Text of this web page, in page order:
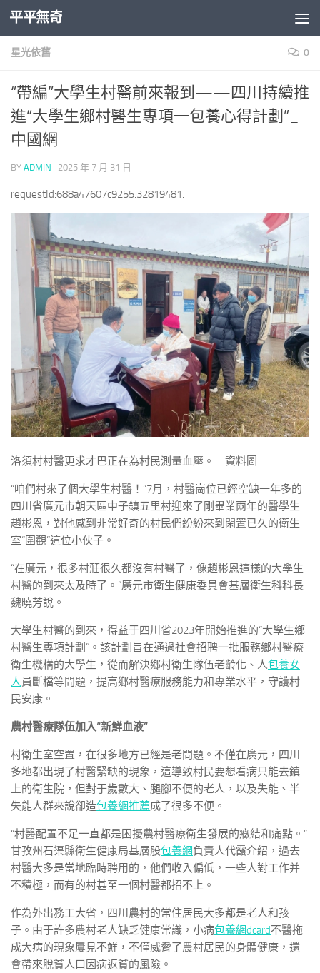
Skip to content
平平無奇
星光依舊 0
“帶編”大學生村醫前來報到——四川持續推
進“大學生鄉村醫生專項一包養心得計劃”_
中國網
BY ADMIN · 2025 年 7 月 31 日
requestId:688a47607c9255.32819481.
洛須村村醫更求才巴正在為村民測量血壓。 資料圖
“咱們村來了個大學生村醫！”7月，村醫崗位已經空缺一年多的
四川省廣元市朝天區中子鎮五里村迎來了剛畢業兩年的醫學生
趙彬恩，對他感到非常好奇的村民們紛紛來到閑置已久的衛生
室“圍觀”這位小伙子。
“在廣元，很多村莊很久都沒有村醫了，像趙彬恩這樣的大學生
村醫的到來太及時了。”廣元市衛生健康委員會基層衛生科科長
魏曉芳說。
大學生村醫的到來，得益于四川省2023年開始推進的“大學生鄉
村醫生專項計劃”。該計劃旨在通過社會招聘一批服務鄉村醫療
衛生機構的大學生，從而解決鄉村衛生隊伍老齡化、人包養女
人員斷檔等問題，提高鄉村醫療服務能力和專業水平，守護村
民安康。
農村醫療隊伍加入“新鮮血液”
村衛生室空置，在很多地方已經是老問題。不僅在廣元，四川
多地都出現了村醫緊缺的現象，這導致村民要想看病只能去鎮
上的衛生院，但對于歲數大、腿腳不便的老人，以及失能、半
失能人群來說卻造包養網推薦成了很多不便。
“村醫配置不足一直都是困擾農村醫療衛生發展的癥結和痛點。”
甘孜州石渠縣衛生健康局基層股包養網負責人代霞介紹，過去
村醫大多是當地臨時聘用的，他們收入偏低，一些人對工作并
不積極，而有的村甚至一個村醫都招不上。
作為外出務工大省，四川農村的常住居民大多都是老人和孩
子。由于許多農村老人缺乏健康常識，小病包養網dcard不醫拖
成大病的現象屢見不鮮，不僅威脅了農村居民的身體健康，還
會帶來脫貧人口因病返貧的風險。